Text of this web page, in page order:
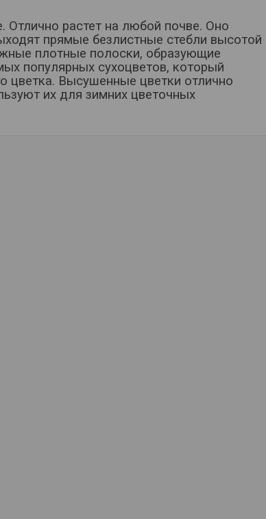
Отлично растет на любой почве. Оно
прямые безлистные стебли высотой
плотные полоски, образующие
популярных сухоцветов, который
цветка. Высушенные цветки отлично
их для зимних цветочных